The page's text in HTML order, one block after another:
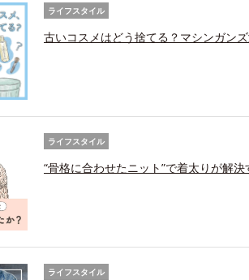
ライフスタイル
古いコスメはどう捨てる？マシンガン
ライフスタイル
“骨格に合わせたニット”で着太りが解決
ライフスタイル